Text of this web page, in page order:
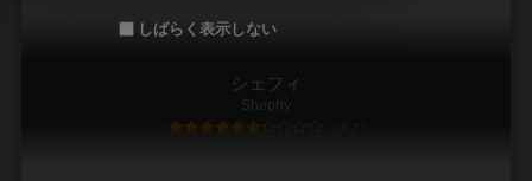
シェフィ
Shephy
6.2
しばらく表示しない